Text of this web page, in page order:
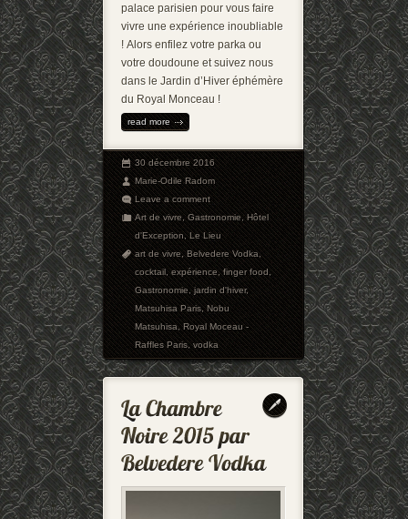
palace parisien pour vous faire
vivre une expérience inoubliable
! Alors enfilez votre parka ou
votre doudoune et suivez nous
dans le Jardin d’Hiver éphémère
du Royal Monceau !
read more
30 décembre 2016
Marie-Odile Radom
Leave a comment
Art de vivre,Gastronomie,Hôtel
d'Exception,Le Lieu
art de vivre,Belvedere Vodka,
cocktail,expérience,finger food,
Gastronomie,jardin d'hiver,
Matsuhisa Paris,Nobu
Matsuhisa,Royal Moceau -
Raffles Paris,vodka